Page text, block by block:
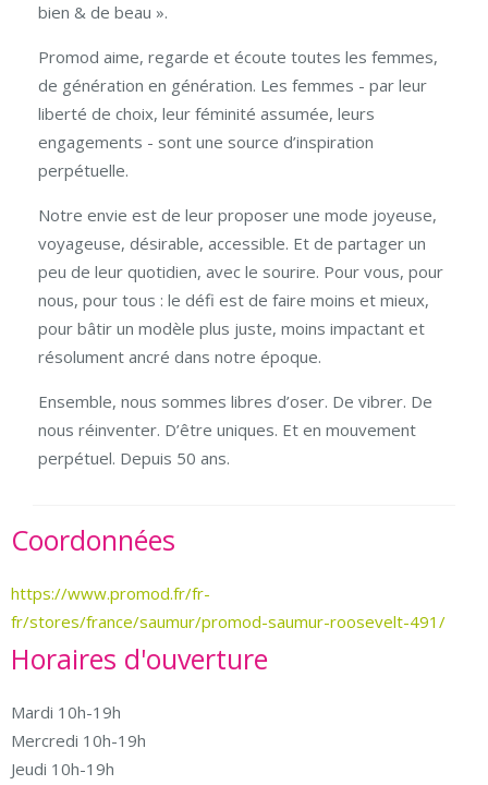
bien & de beau ».
Promod aime, regarde et écoute toutes les femmes,
de génération en génération. Les femmes - par leur
liberté de choix, leur féminité assumée, leurs
engagements - sont une source d’inspiration
perpétuelle.
Notre envie est de leur proposer une mode joyeuse,
voyageuse, désirable, accessible. Et de partager un
peu de leur quotidien, avec le sourire. Pour vous, pour
nous, pour tous : le défi est de faire moins et mieux,
pour bâtir un modèle plus juste, moins impactant et
résolument ancré dans notre époque.
Ensemble, nous sommes libres d’oser. De vibrer. De
nous réinventer. D’être uniques. Et en mouvement
perpétuel. Depuis 50 ans.
Coordonnées
https://www.promod.fr/fr-
fr/stores/france/saumur/promod-saumur-roosevelt-491/
Horaires d'ouverture
Mardi 10h-19h
Mercredi 10h-19h
Jeudi 10h-19h